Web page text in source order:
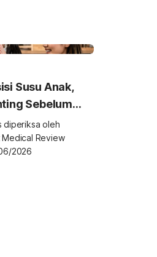
Susu Anak,
Sebelum
untuk Si Kecil
diperiksa oleh
Review
2026